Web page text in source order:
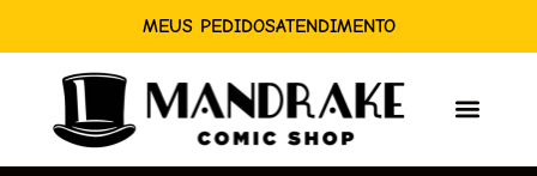
MEUS PEDIDOSATENDIMENTO